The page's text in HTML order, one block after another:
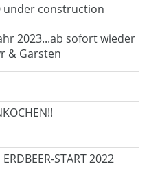
under construction
2023...ab sofort wieder
& Garsten
START 2022